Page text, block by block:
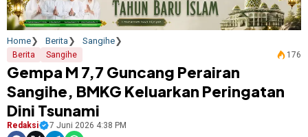
Home Berita Sangihe
Berita Sangihe 176
Gempa M 7,7 Guncang Perairan
Sangihe, BMKG Keluarkan Peringatan
Dini Tsunami
Redaksi 7 Juni 2026 4:38 PM